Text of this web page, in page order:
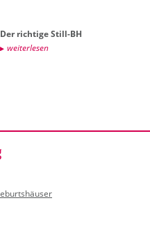
Der rich­ti­ge Still-BH
wei­ter­le­sen